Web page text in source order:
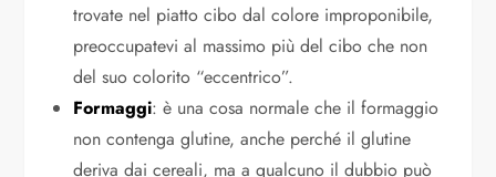
trovate nel piatto cibo dal colore improponibile,
preoccupatevi al massimo più del cibo che non
del suo colorito “eccentrico”.
Formaggi: è una cosa normale che il formaggio
non contenga glutine, anche perché il glutine
deriva dai cereali, ma a qualcuno il dubbio può